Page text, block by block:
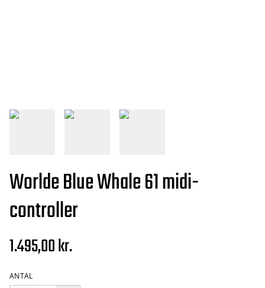
Worlde Blue Whale 61 midi-
controller
1.495,00 kr.
ANTAL